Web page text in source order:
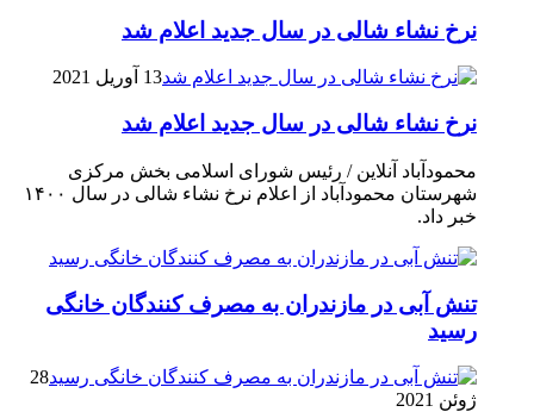
نرخ نشاء شالی در سال جدید اعلام شد
13 آوریل 2021
نرخ نشاء شالی در سال جدید اعلام شد
محمودآباد آنلاین / رئیس شورای اسلامی بخش مرکزی
شهرستان محمودآباد از اعلام نرخ نشاء شالی در سال ۱۴۰۰
خبر داد.
تنش آبی در مازندران به مصرف كنندگان خانگی
رسيد
28
ژوئن 2021